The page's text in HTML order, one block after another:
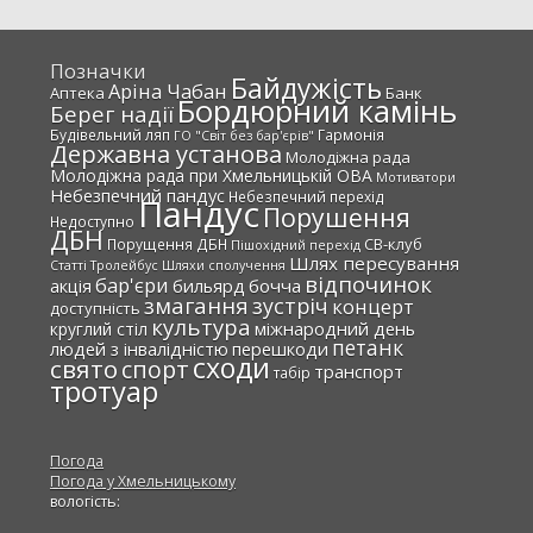
Позначки
Аптека Аріна Чабан Байдужість Банк
Берег надіїБордюрний камінь
Будівельний ляп ГО "Світ без бар'єрів" Гармонія
Державна установа Молодіжна рада
Молодіжна рада при Хмельницькій ОВА Мотиватори
Небезпечний пандус Небезпечний перехід
Недоступно ПандусПорушення
ДБН Порущення ДБН Пішохідний перехід СВ-клуб
Статті Тролейбус Шляхи сполучення Шлях пересування
акція бар'єри бильярд бочча відпочинок
доступність змагання зустріч концерт
круглий стіл культура міжнародний день
людей з інвалідністюперешкоди петанк
святоспортсходитабір транспорт
тротуар
Погода
Погода уХмельницькому
вологість: